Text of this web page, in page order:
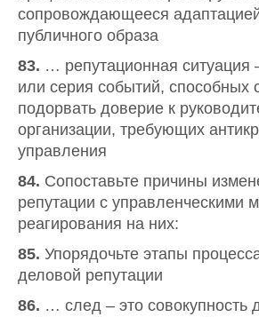
сопровождающееся
публичного образа
83. … репутационная ситуация
или серия событий, способных
подорвать доверие к
организации, требующих
управления
84. Сопоставьте причины
репутации с управленческими
реагирования на них:
85. Упорядочьте этапы
деловой репутации
86. … след – это совокупность